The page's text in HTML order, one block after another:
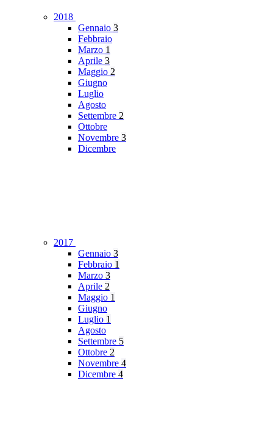
2018
Gennaio 3
Febbraio
Marzo 1
Aprile 3
Maggio 2
Giugno
Luglio
Agosto
Settembre 2
Ottobre
Novembre 3
Dicembre
2017
Gennaio 3
Febbraio 1
Marzo 3
Aprile 2
Maggio 1
Giugno
Luglio 1
Agosto
Settembre 5
Ottobre 2
Novembre 4
Dicembre 4